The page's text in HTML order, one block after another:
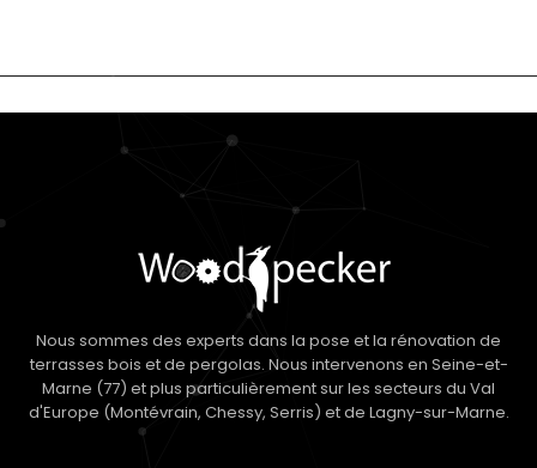
Nous sommes des experts dans la pose et la rénovation de
terrasses bois et de pergolas. Nous intervenons en Seine-et-
Marne (77) et plus particulièrement sur les secteurs du Val
d'Europe (Montévrain, Chessy, Serris) et de Lagny-sur-Marne.